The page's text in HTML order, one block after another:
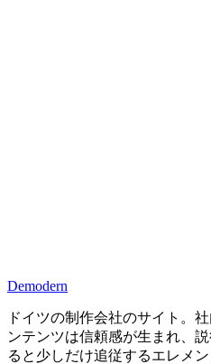
Demodern
ドイツの制作会社のサイト。
ンテンツは信頼感が生まれ、
ると少しだけ追従するエレメ